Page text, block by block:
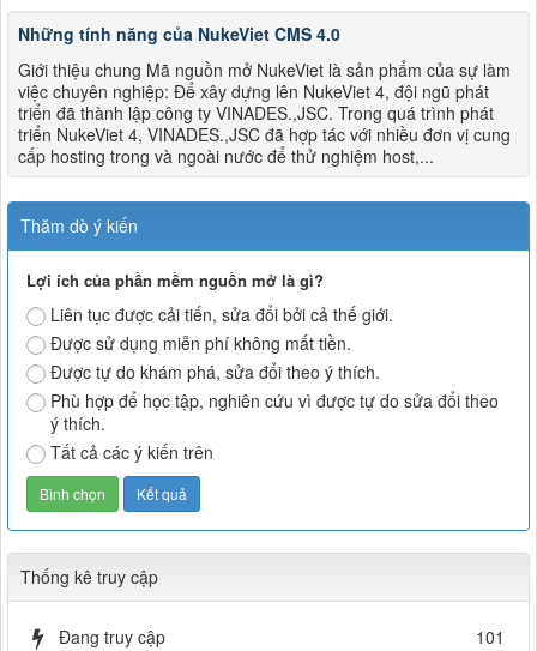
Những tính năng của NukeViet CMS 4.0
Giới thiệu chung Mã nguồn mở NukeViet là sản phẩm của sự làm
việc chuyên nghiệp: Để xây dựng lên NukeViet 4, đội ngũ phát
triển đã thành lập công ty VINADES.,JSC. Trong quá trình phát
triển NukeViet 4, VINADES.,JSC đã hợp tác với nhiều đơn vị cung
cấp hosting trong và ngoài nước để thử nghiệm host,...
Thăm dò ý kiến
Lợi ích của phần mềm nguồn mở là gì?
Liên tục được cải tiến, sửa đổi bởi cả thế giới.
Được sử dụng miễn phí không mất tiền.
Được tự do khám phá, sửa đổi theo ý thích.
Phù hợp để học tập, nghiên cứu vì được tự do sửa đổi theo
ý thích.
Tất cả các ý kiến trên
Thống kê truy cập
Đang truy cập
101